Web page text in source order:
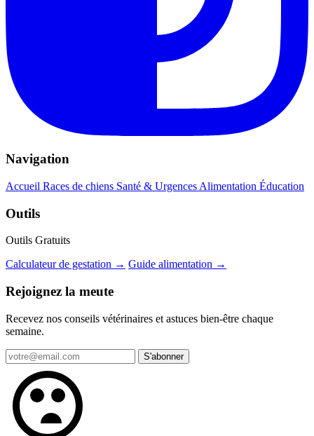
Navigation
Accueil Races de chiens Santé & Urgences Alimentation Éducation
Outils
Outils Gratuits
Calculateur de gestation → Guide alimentation →
Rejoignez la meute
Recevez nos conseils vétérinaires et astuces bien-être chaque
semaine.
S'abonner